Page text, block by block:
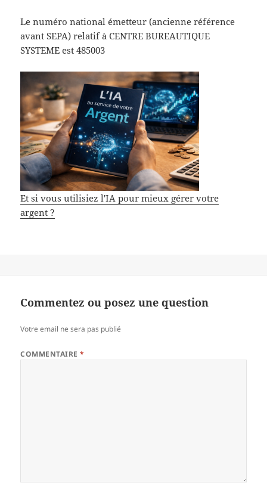
Le numéro national émetteur (ancienne référence
avant SEPA) relatif à CENTRE BUREAUTIQUE
SYSTEME est 485003
Et si vous utilisiez l'IA pour mieux gérer votre
argent ?
Commentez ou posez une question
Votre email ne sera pas publié
COMMENTAIRE*